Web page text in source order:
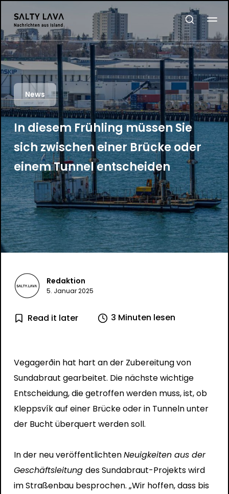
News
In diesem Frühling müssen Sie
sich zwischen einer Brücke oder
einem Tunnel entscheiden
Redaktion
5. Januar 2025
Read it later 3 Minuten lesen
Vegagerðin hat hart an der Zubereitung von
Sundabraut gearbeitet. Die nächste wichtige
Entscheidung, die getroffen werden muss, ist, ob
Kleppsvík auf einer Brücke oder in Tunneln unter
der Bucht überquert werden soll.
In der neu veröffentlichtenNeuigkeiten aus der
Geschäftsleitung des Sundabraut-Projekts wird
im Straßenbau besprochen. „Wir hoffen, dass bis